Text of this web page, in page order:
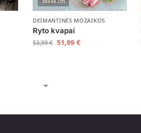
DEIMANTINĖS MOZAIKOS
Ryto kvapai
53,99€ 51,99 €